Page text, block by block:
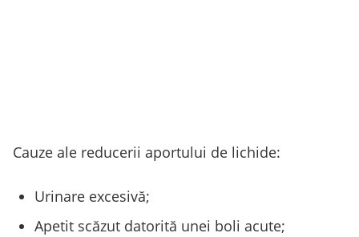
Cauze ale reducerii aportului de lichide:
Urinare excesivă;
Apetit scăzut datorită unei boli acute;